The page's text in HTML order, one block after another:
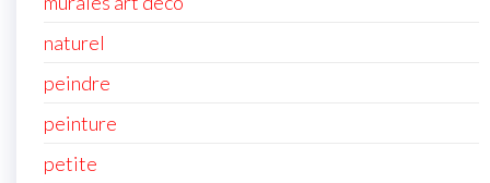
naturel
peindre
peinture
petite